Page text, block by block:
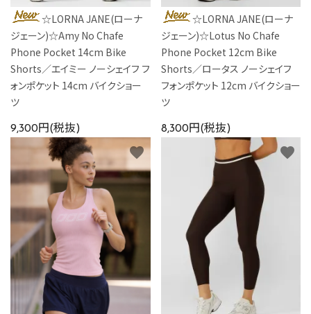
☆LORNA JANE(ローナ
ジェーン)☆Amy No Chafe
Phone Pocket 14cm Bike
Shorts／エイミー ノーシェイフ フ
ォンポケット 14cm バイクショー
ツ
9,300円(税抜)
☆LORNA JANE(ローナ
ジェーン)☆Lotus No Chafe
Phone Pocket 12cm Bike
Shorts／ロータス ノーシェイフ
フォンポケット 12cm バイクショー
ツ
8,300円(税抜)
favorite favorite